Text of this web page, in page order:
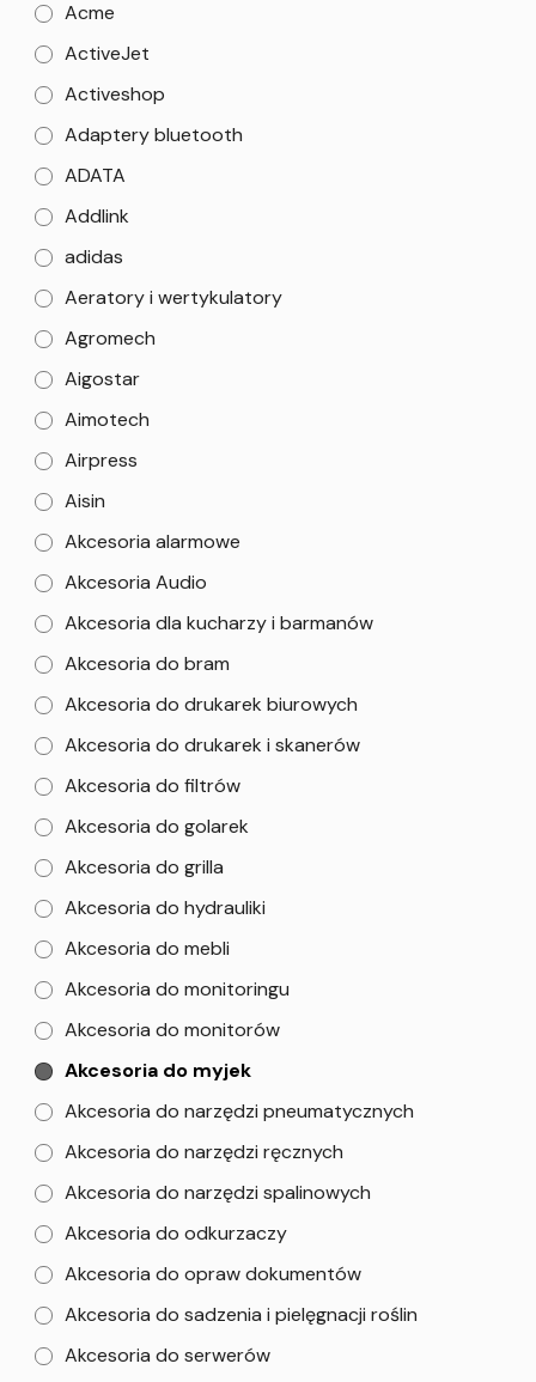
Acme
ActiveJet
Activeshop
Adaptery bluetooth
ADATA
Addlink
adidas
Aeratory i wertykulatory
Agromech
Aigostar
Aimotech
Airpress
Aisin
Akcesoria alarmowe
Akcesoria Audio
Akcesoria dla kucharzy i barmanów
Akcesoria do bram
Akcesoria do drukarek biurowych
Akcesoria do drukarek i skanerów
Akcesoria do filtrów
Akcesoria do golarek
Akcesoria do grilla
Akcesoria do hydrauliki
Akcesoria do mebli
Akcesoria do monitoringu
Akcesoria do monitorów
Akcesoria do myjek
Akcesoria do narzędzi pneumatycznych
Akcesoria do narzędzi ręcznych
Akcesoria do narzędzi spalinowych
Akcesoria do odkurzaczy
Akcesoria do opraw dokumentów
Akcesoria do sadzenia i pielęgnacji roślin
Akcesoria do serwerów